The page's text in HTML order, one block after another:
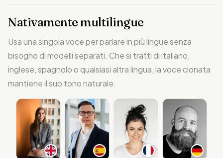
Nativamente multilingue
Usa una singola voce per parlare in più lingue senza
bisogno di modelli separati. Che si tratti di italiano,
inglese, spagnolo o qualsiasi altra lingua, la voce clonata
mantiene il suo tono naturale.